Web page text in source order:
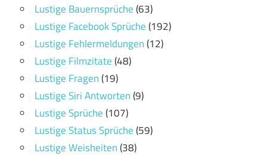
Lustige Bauernsprüche(63)
Lustige Facebook Sprüche(192)
Lustige Fehlermeldungen(12)
Lustige Filmzitate(48)
Lustige Fragen(19)
Lustige Siri Antworten(9)
Lustige Sprüche(107)
Lustige Status Sprüche(59)
Lustige Weisheiten(38)